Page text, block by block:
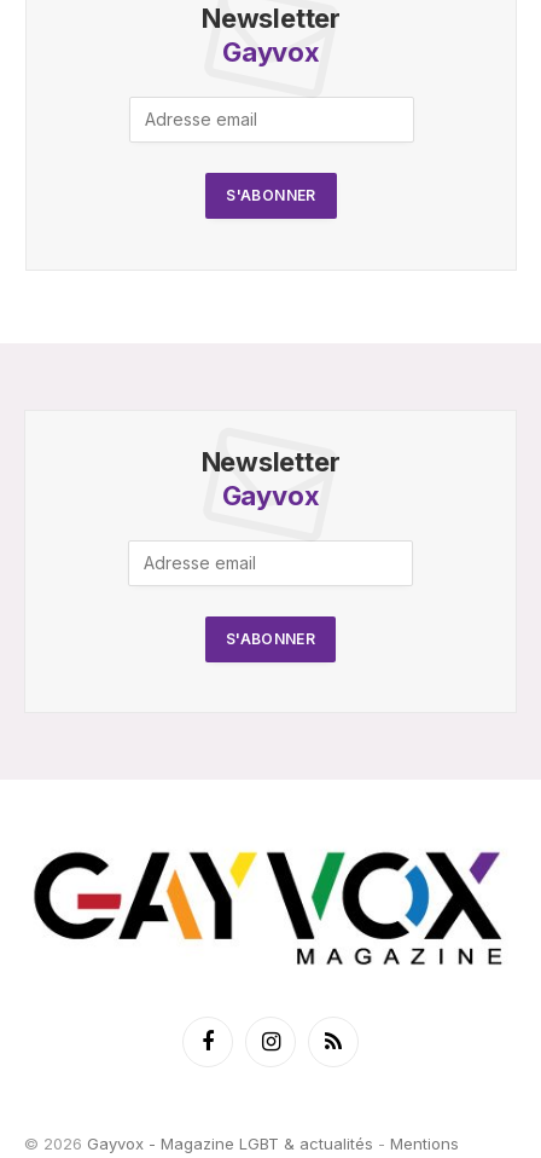
Newsletter
Gayvox
Newsletter
Gayvox
FacebookInstagramRSS
© 2026 Gayvox - Magazine LGBT & actualités - Mentions